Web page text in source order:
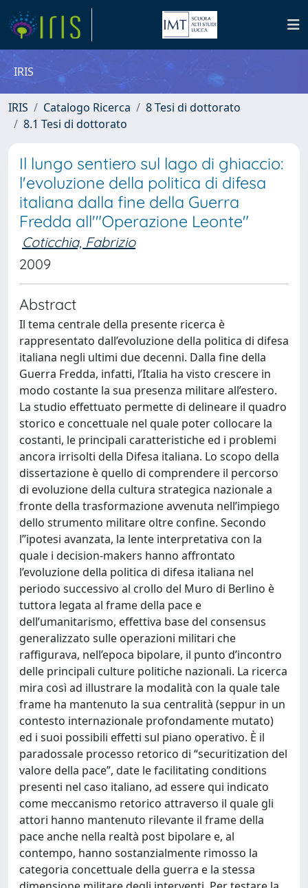
IRIS
IRIS Catalogo Ricerca
8 Tesi di dottorato
8.1 Tesi di dottorato
Il lungo sentiero sul lago di ghiaccio:
l'evoluzione della politica di difesa
italiana dalla fine della Guerra
Fredda all'"Operazione Leonte"
Coticchia, Fabrizio
2009
Abstract
Il tema centrale della presente ricerca è
rappresentato dall’evoluzione della politica di difesa
italiana negli ultimi due decenni. Dalla fine della
Guerra Fredda, infatti, l’Italia ha visto crescere in
modo costante la sua presenza militare all’estero.
La studio effettuato permette di delineare il quadro
storico e concettuale nel quale poter collocare la
costanti, le principali caratteristiche ed i problemi
ancora irrisolti della Difesa italiana. Lo scopo della
dissertazione è quello di comprendere il percorso
di evoluzione della cultura strategica nazionale a
fronte della trasformazione avvenuta nell’impiego
dello strumento militare oltre confine. Secondo
l’’ipotesi avanzata, la lente interpretativa con la
quale i decision-makers hanno affrontato
l’evoluzione della politica di difesa italiana nel
periodo successivo al crollo del Muro di Berlino è
tuttora legata al frame della pace e
dell’umanitarismo, effettiva base del consensus
generalizzato sulle operazioni militari che
raffigurava, nell’epoca bipolare, il punto d’incontro
delle principali culture politiche nazionali. La ricerca
mira così ad illustrare la modalità con la quale tale
frame ha mantenuto la sua centralità (seppur in un
contesto internazionale profondamente mutato)
ed i suoi possibili effetti sul piano operativo. È il
paradossale processo retorico di “securitization del
valore della pace”, date le facilitating conditions
presenti nel caso italiano, ad essere qui indicato
come meccanismo retorico attraverso il quale gli
attori hanno mantenuto rilevante il frame della
pace anche nella realtà post bipolare e, al
contempo, hanno sostanzialmente rimosso la
categoria concettuale della guerra e la stessa